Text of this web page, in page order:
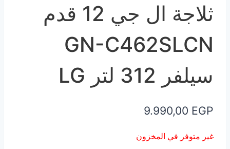
ثلاجة ال جي 12 قدم
GN-C462SLCN
سيلفر 312 لتر LG
9.990,00 EGP
غير متوفر في المخزون